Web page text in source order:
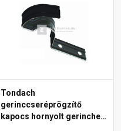
Tondach
gerinccseréprögzítő
kapocs hornyolt gerinchez